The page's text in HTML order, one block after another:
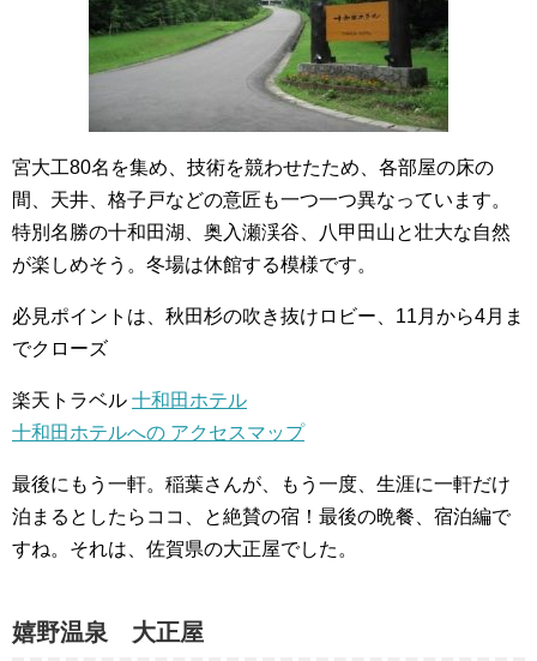
宮大工80名を集め、技術を競わせたため、各部屋の床の
間、天井、格子戸などの意匠も一つ一つ異なっています。
特別名勝の十和田湖、奥入瀬渓谷、八甲田山と壮大な自然
が楽しめそう。冬場は休館する模様です。
必見ポイントは、秋田杉の吹き抜けロビー、11月から4月ま
でクローズ
楽天トラベル 十和田ホテル
十和田ホテルへの アクセスマップ
最後にもう一軒。稲葉さんが、もう一度、生涯に一軒だけ
泊まるとしたらココ、と絶賛の宿！最後の晩餐、宿泊編で
すね。それは、佐賀県の大正屋でした。
嬉野温泉 大正屋